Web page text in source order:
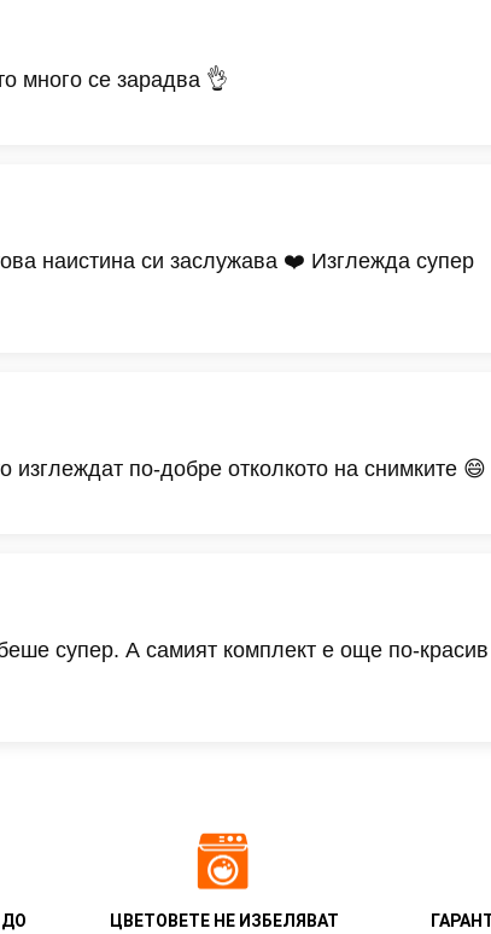
много се зарадва 👌
наистина си заслужава ❤️ Изглежда супер
по-добре отколкото на снимките 😄
супер. А самият комплект е още по-
ДО
ЦВЕТОВЕТЕ НЕ ИЗБЕЛЯВАТ